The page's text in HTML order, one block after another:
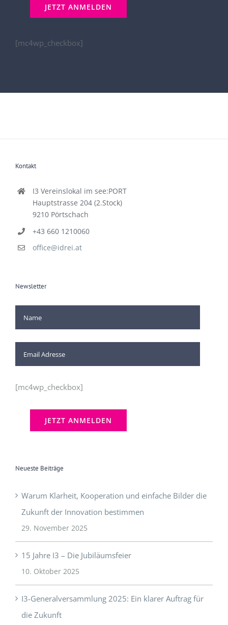
I3 Vereinslokal im see:PORT
9210 Pörtschach
+43 660 1210060
Newsletter
Warum Klarheit, Kooperation und einfache Bilder die
Zukunft der Innovation bestimmen
15 Jahre I3 – Die Jubiläumsfeier
I3-Generalversammlung 2025: Ein klarer Auftrag für